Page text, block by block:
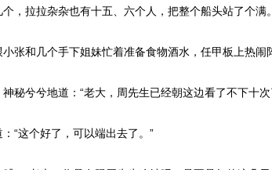
，拉拉杂杂也有十五、六个人，把整个船头站了个满。
张和几个手下姐妹忙着准备食物酒水，任甲板上热闹
秘兮兮地道：“老大，周先生已经朝这边看了不下十
“这个好了，可以端出去了。”